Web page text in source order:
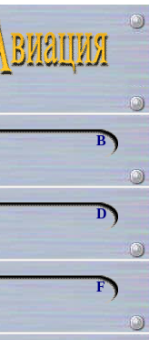
B
D
F